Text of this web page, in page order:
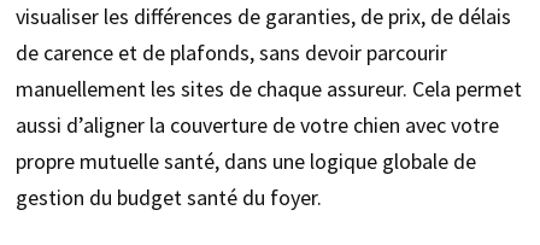
visualiser les différences de garanties, de prix, de délais
de carence et de plafonds, sans devoir parcourir
manuellement les sites de chaque assureur. Cela permet
aussi d’aligner la couverture de votre chien avec votre
propre mutuelle santé, dans une logique globale de
gestion du budget santé du foyer.